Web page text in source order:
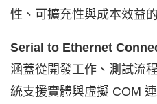
性、可擴充性與成本效益
Serial to Ethernet
涵蓋從開發工作、測試流
統支援實體與虛擬 COM